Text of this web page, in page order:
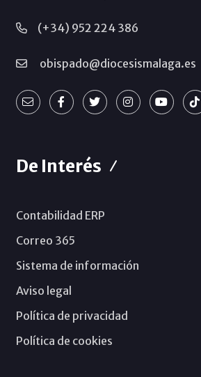
(+34) 952 224 386
obispado@diocesismalaga.es
De Interés
Contabilidad ERP
Correo 365
Sistema de información
Aviso legal
Política de privacidad
Política de cookies